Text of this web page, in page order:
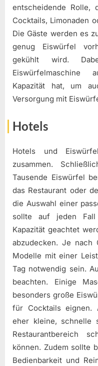
entscheidende Rolle,
Cocktails, Limonaden
Die Gäste werden es
genug Eiswürfel
gekühlt wird.
Eiswürfelmaschine
Kapazität hat, um
Versorgung mit
Hotels
Hotels und
zusammen.
Tausende Eiswürfel
das Restaurant oder
die Auswahl einer
sollte auf jeden
Kapazität geachtet
abzudecken. Je nach
Modelle mit einer
Tag notwendig sein.
beachten. Einige
besonders große
für Cocktails eignen.
eher kleine, schnelle
Restaurantbereich
können. Zudem sollte
Bedienbarkeit und